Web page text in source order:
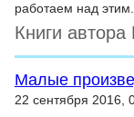
работаем над этим.
Книги
Малые
22 сентября 2016,